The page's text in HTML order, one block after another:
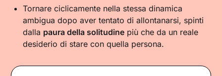
Tornare ciclicamente nella stessa dinamica
ambigua dopo aver tentato di allontanarsi, spinti
dalla paura della solitudine più che da un reale
desiderio di stare con quella persona.